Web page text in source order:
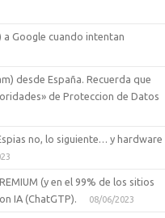
Google cuando intentan
desde España. Recuerda que
de Proteccion de Datos
no, lo siguiente… y hardware
(y en el 99% de los sitios
IA (ChatGTP).
08/06/2023